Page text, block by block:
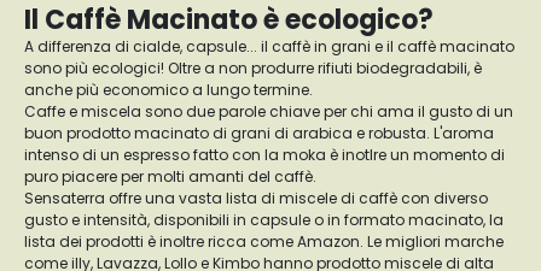
Il Caffè Macinato è ecologico?
A differenza di cialde, capsule... il caffè in grani e il caffè macinato
sono più ecologici! Oltre a non produrre rifiuti biodegradabili, è
anche più economico a lungo termine.
Caffe e miscela sono due parole chiave per chi ama il gusto di un
buon prodotto macinato di grani di arabica e robusta. L'aroma
intenso di un espresso fatto con la moka è inotlre un momento di
puro piacere per molti amanti del caffè.
Sensaterra offre una vasta lista di miscele di caffè con diverso
gusto e intensità, disponibili in capsule o in formato macinato, la
lista dei prodotti è inoltre ricca come Amazon. Le migliori marche
come illy, Lavazza, Lollo e Kimbo hanno prodotto miscele di alta